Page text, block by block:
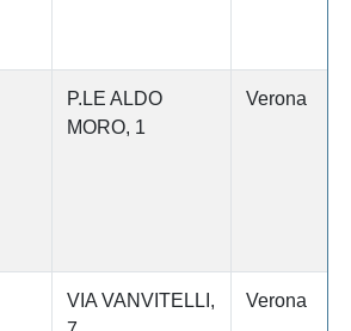
P.LE ALDO
MORO, 1
Verona
VIA VANVITELLI,
Verona